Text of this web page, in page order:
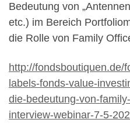
Bedeutung von
etc.) im Bereich
die Rolle von Family
http://fondsboutiquen.de/
labels-fonds-value-
die-bedeutung-von-
interview-webinar-7-5-